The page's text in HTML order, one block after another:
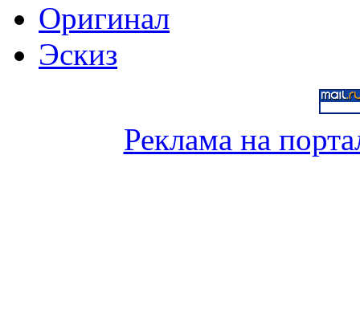
Оригинал
Эскиз
Реклама на